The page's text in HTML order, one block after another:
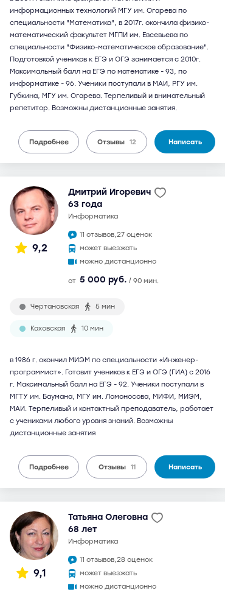
информационных технологий МГУ им. Огарева по
специальности "Математика", в 2017г. окончила физико-
математический факультет МГПИ им. Евсевьева по
специальности "Физико-математическое образование".
Подготовкой учеников к ЕГЭ и ОГЭ занимается с 2010г.
Максимальный балл на ЕГЭ по математике - 93, по
информатике - 96. Ученики поступали в МАИ, РГУ им.
Губкина, МГУ им. Огарева. Терпеливый и внимательный
репетитор. Возможны дистанционные занятия.
Подробнее Отзывы 12 Написать
9,2
Дмитрий Игоревич
63 года
информатика
11 отзывов,27 оценок
может выезжать
можно дистанционно
от 5 000 руб. / 90 мин.
Чертановская 5 мин
Каховская 10 мин
в 1986 г. окончил МИЭМ по специальности «Инженер-
программист». Готовит учеников к ЕГЭ и ОГЭ (ГИА) с 2016
г. Максимальный балл на ЕГЭ - 92. Ученики поступали в
МГТУ им. Баумана, МГУ им. Ломоносова, МИФИ, МИЭМ,
МАИ. Терпеливый и контактный преподаватель, работает
с учениками любого уровня знаний. Возможны
дистанционные занятия
Подробнее Отзывы 11 Написать
9,1
Татьяна Олеговна
68 лет
информатика
11 отзывов,28 оценок
может выезжать
можно дистанционно